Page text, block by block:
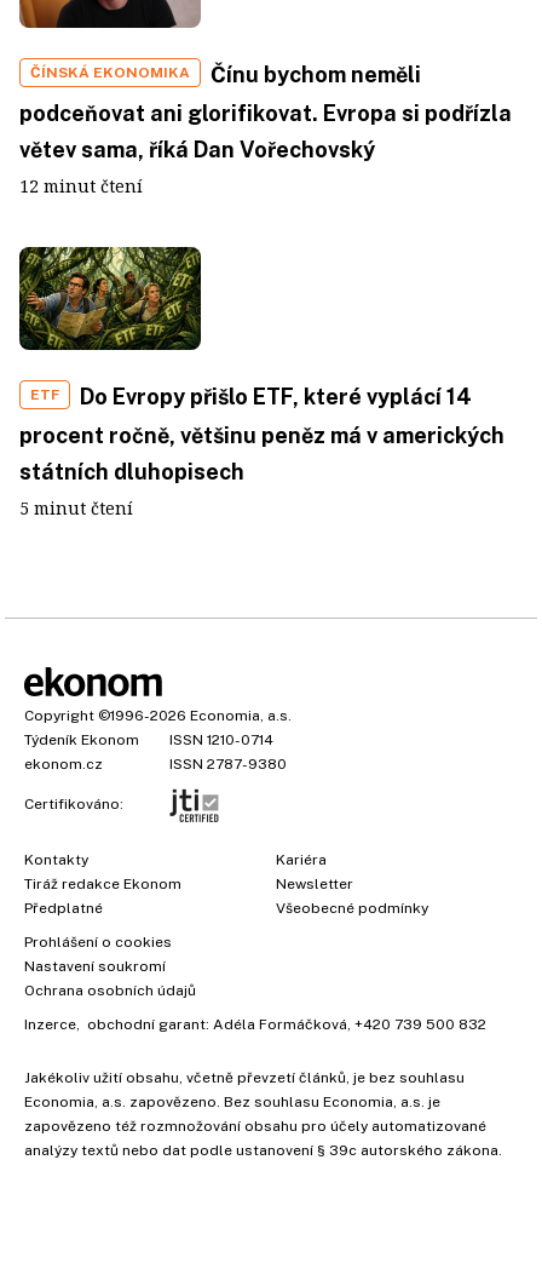
ČÍNSKÁ EKONOMIKA
Čínu bychom neměli
podceňovat ani glorifikovat. Evropa si podřízla
větev sama, říká Dan Vořechovský
12 minut čtení
ETF
Do Evropy přišlo ETF, které vyplácí 14
procent ročně, většinu peněz má v amerických
státních dluhopisech
5 minut čtení
Copyright ©1996-2026 Economia, a.s.
Týdeník Ekonom
ISSN 1210-0714
ekonom.cz
ISSN 2787-9380
Certifikováno:
Kontakty
Tiráž redakce Ekonom
Předplatné
Kariéra
Newsletter
Všeobecné podmínky
Prohlášení o cookies
Nastavení soukromí
Ochrana osobních údajů
Inzerce , obchodní garant: Adéla Formáčková +420 739 500 832
Jakékoliv užití obsahu, včetně převzetí článků, je bez souhlasu
Economia, a.s. zapovězeno. Bez souhlasu Economia, a.s. je
zapovězeno též rozmnožování obsahu pro účely automatizované
analýzy textů nebo dat podle ustanovení § 39c autorského zákona.